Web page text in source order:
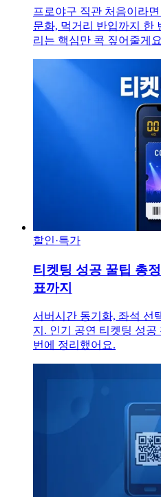
프로야구 직관 처음이라
문화, 먹거리 반입까지 한
리는 핵심만 콕 짚어줄게
할인·특가
티켓팅 성공 꿀팁 총
표까지
서버시간 동기화, 좌석 선
지. 인기 공연 티켓팅 성
번에 정리했어요.